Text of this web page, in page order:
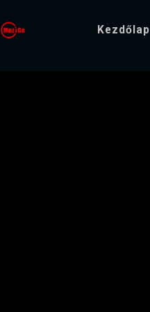
Kezdőlap